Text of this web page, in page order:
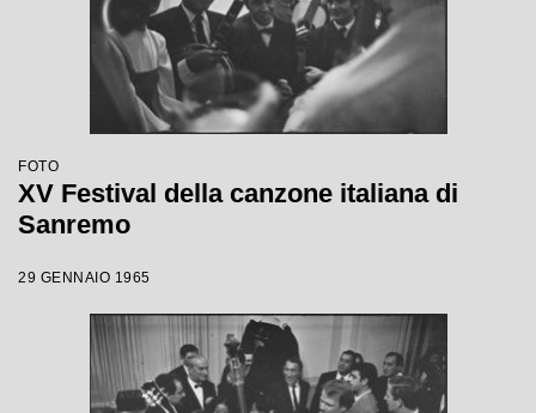
FOTO
XV Festival della canzone italiana di
Sanremo
29 GENNAIO 1965